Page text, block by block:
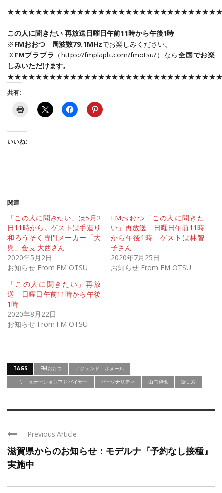
この人に聞きたい 再放送日曜日午前11時から午後1時
※FMおおつ 周波数79.1MHzでお楽しみください。
※ FMプラプラ （https://fmplapla.com/fmotsu/）なら全国でお楽
しみいただけます。
共有:
いいね:
関連
「この人に聞きたい」は5月2
日11時から。ゲストは手造り
和ろうそく専門メーカー「大
與」会長 大西さん
2020年5月2日
お知らせ From FM OTSU
FMおおつ「この人に聞きた
い」再放送 日曜日午前11時
から午後1時 ゲストは林智
子さん
2020年7月25日
お知らせ From FM OTSU
「この人に聞きたい」再放
送 日曜日午前11時から午後
1時
2020年8月22日
お知らせ From FM OTSU
TAGS FMおおつ
アジェンド ボヌール
コミニュケーションアドバイザー
パーソナリティ 山口和現 話し方
Previous Article
滋賀県からのお知らせ：モデルナ『予約なし接種』
実施中